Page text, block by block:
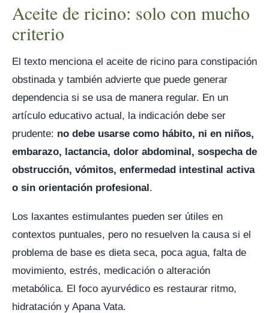
Aceite de ricino: solo con mucho
criterio
El texto menciona el aceite de ricino para constipación
obstinada y también advierte que puede generar
dependencia si se usa de manera regular. En un
artículo educativo actual, la indicación debe ser
prudente: no debe usarse como hábito, ni en niños,
embarazo, lactancia, dolor abdominal, sospecha de
obstrucción, vómitos, enfermedad intestinal activa
o sin orientación profesional.
Los laxantes estimulantes pueden ser útiles en
contextos puntuales, pero no resuelven la causa si el
problema de base es dieta seca, poca agua, falta de
movimiento, estrés, medicación o alteración
metabólica. El foco ayurvédico es restaurar ritmo,
hidratación y Apana Vata.